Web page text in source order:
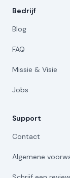
Bedrijf
Blog
FAQ
Missie & Visie
Jobs
Support
Contact
Algemene